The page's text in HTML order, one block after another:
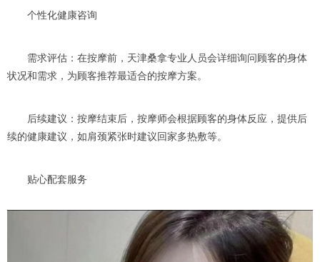
个性化健康咨询
需求评估：在按摩前，天津桑拿专业人员会详细询问顾客的身体
状况和需求，为顾客推荐最适合的按摩方案。
后续建议：按摩结束后，按摩师会根据顾客的身体反应，提供后
续的健康建议，如肩颈紧张时建议回家多热敷等。
贴心配套服务